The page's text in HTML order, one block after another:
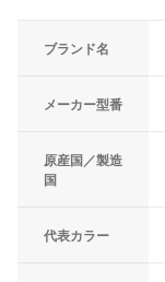
ブランド名
メーカー型番
原産国／製造
国
代表カラー